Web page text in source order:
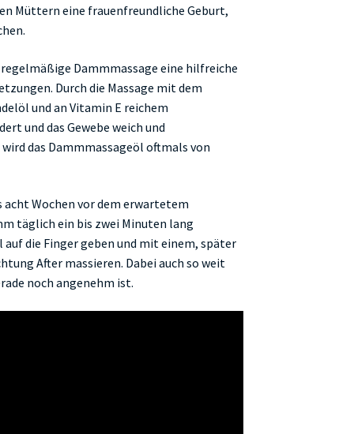
Müttern eine frauenfreundliche Geburt,
Dammmassage eine hilfreiche
Durch die Massage mit dem
und an Vitamin E reichem
und das Gewebe weich und
das Dammmassageöl oftmals von
acht Wochen vor dem erwartetem
täglich ein bis zwei Minuten lang
auf die Finger geben und mit einem, später
After massieren. Dabei auch so weit
noch angenehm ist.